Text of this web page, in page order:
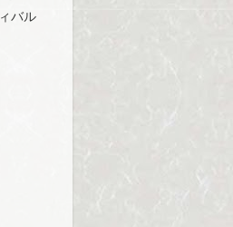
バル